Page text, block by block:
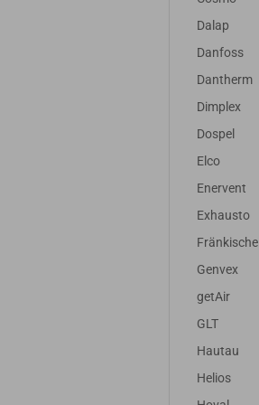
Dalap
Danfoss
Dantherm
Dimplex
Dospel
Elco
Enervent
Exhausto
Fränkische
Genvex
getAir
GLT
Hautau
Helios